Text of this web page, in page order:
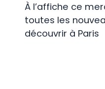
À l’affiche ce
toutes les
découvrir à Paris